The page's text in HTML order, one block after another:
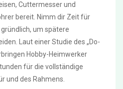
Cuttermesser und
bereit. Nimm dir Zeit für
um spätere
Laut einer Studie des „Do-
Hobby-Heimwerker
für die vollständige
und des Rahmens.